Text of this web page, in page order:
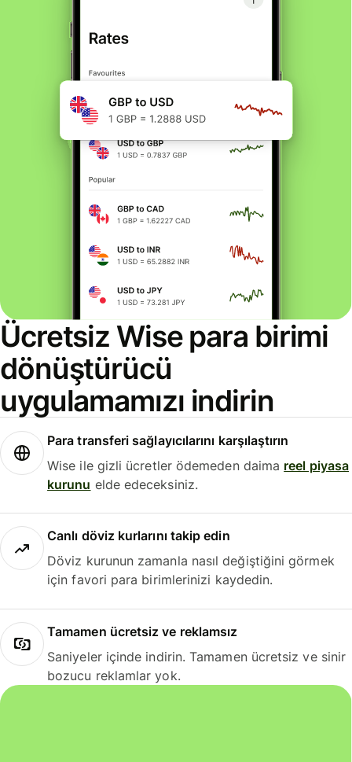
Ücretsiz Wise para birimi
dönüştürücü
uygulamamızı indirin
Para transferi sağlayıcılarını karşılaştırın
Wise ile gizli ücretler ödemeden daima reel piyasa
kurunu elde edeceksiniz.
Canlı döviz kurlarını takip edin
Döviz kurunun zamanla nasıl değiştiğini görmek
için favori para birimlerinizi kaydedin.
Tamamen ücretsiz ve reklamsız
Saniyeler içinde indirin. Tamamen ücretsiz ve sinir
bozucu reklamlar yok.